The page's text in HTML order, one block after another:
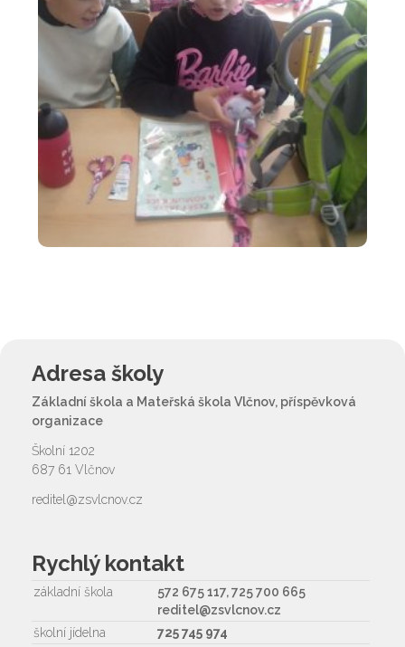
Adresa školy
Základní škola a Mateřská škola Vlčnov, příspěvková
organizace
Školní 1202
687 61 Vlčnov
reditel@zsvlcnov.cz
Rychlý kontakt
základní škola
572 675 117, 725 700 665
reditel@zsvlcnov.cz
školní jídelna
725 745 974